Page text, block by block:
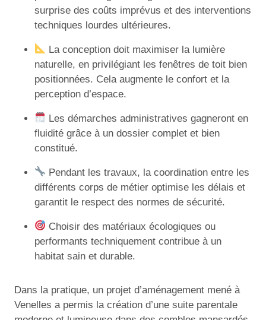
surprise des coûts imprévus et des interventions
techniques lourdes ultérieures.
La conception doit maximiser la lumière
naturelle, en privilégiant les fenêtres de toit bien
positionnées. Cela augmente le confort et la
perception d’espace.
Les démarches administratives gagneront en
fluidité grâce à un dossier complet et bien
constitué.
Pendant les travaux, la coordination entre les
différents corps de métier optimise les délais et
garantit le respect des normes de sécurité.
Choisir des matériaux écologiques ou
performants techniquement contribue à un
habitat sain et durable.
Dans la pratique, un projet d’aménagement mené à
Venelles a permis la création d’une suite parentale